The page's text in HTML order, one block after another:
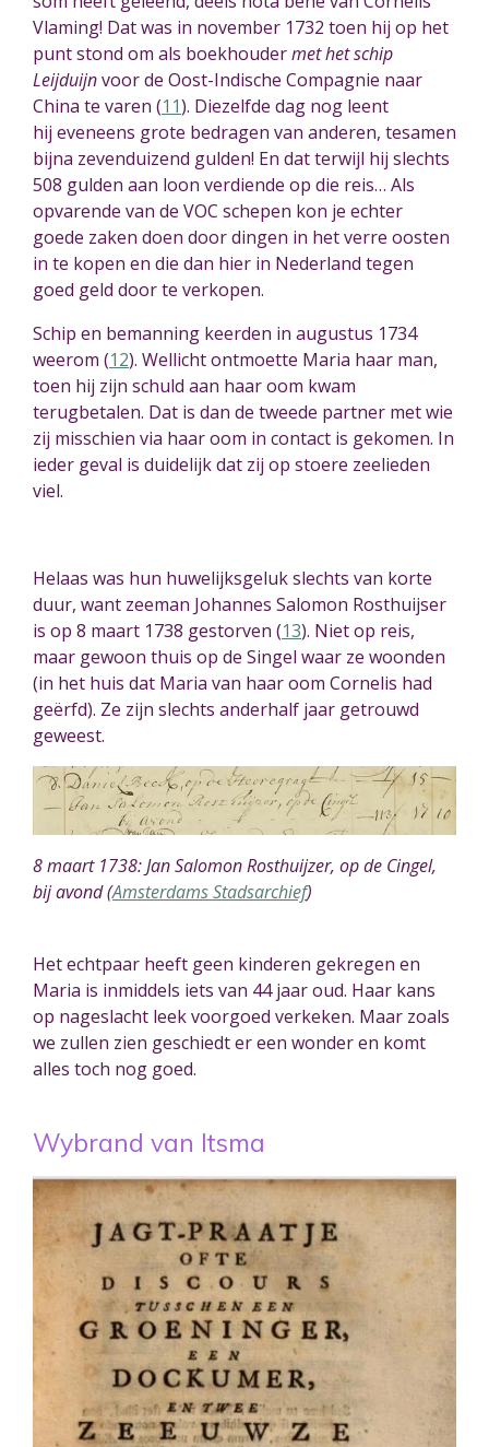
Vlaming! Dat was in november 1732 toen hij op het
punt stond om als boekhoudermet het schip
Leijduijnvoor de Oost-Indische Compagnie naar
China te varen (11). Diezelfde dag nog leent
hij eveneens grote bedragen van anderen, tesamen
bijna zevenduizend gulden! En dat terwijl hij slechts
508 gulden aan loon verdiende op die reis… Als
opvarende van de VOC schepen kon je echter
goede zaken doen door dingen in het verre oosten
in te kopen en die dan hier in Nederland tegen
goed geld door te verkopen.
Schip en bemanning keerden in augustus 1734
weerom (12). Wellicht ontmoette Maria haar man,
toen hij zijn schuld aan haar oom kwam
terugbetalen. Dat is dan de tweede partner met wie
zij misschien via haar oom in contact is gekomen. In
ieder geval is duidelijk dat zij op stoere zeelieden
viel.
Helaas was hun huwelijksgeluk slechts van korte
duur, want zeeman Johannes Salomon Rosthuijser
is op 8 maart 1738 gestorven (13). Niet op reis,
maar gewoon thuis op de Singel waar ze woonden
(in het huis dat Maria van haar oom Cornelis had
geërfd). Ze zijn slechts anderhalf jaar getrouwd
geweest.
8 maart 1738: Jan Salomon Rosthuijzer, op de Cingel,
bij avond (Amsterdams Stadsarchief)
Het echtpaar heeft geen kinderen gekregen en
Maria is inmiddels iets van 44 jaar oud. Haar kans
op nageslacht leek voorgoed verkeken. Maar zoals
we zullen zien geschiedt er een wonder en komt
alles toch nog goed.
Wybrand van Itsma